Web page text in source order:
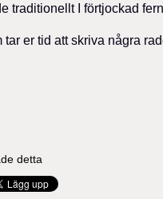
traditionellt I förtjockad
er tid att skriva några
detta